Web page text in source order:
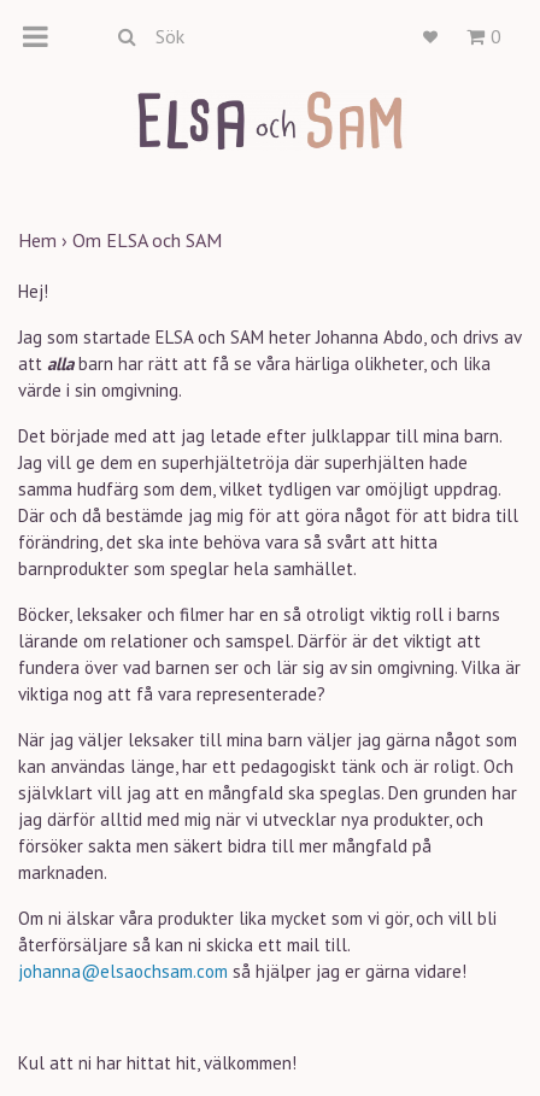
0
Hem › Om ELSA och SAM
Hej!
Jag som startade ELSA och SAM heter Johanna Abdo, och drivs av
att allabarn har rätt att få se våra härliga olikheter, och lika
värde i sin omgivning.
Det började med att jag letade efter julklappar till mina barn.
Jag vill ge dem en superhjältetröja där superhjälten hade
samma hudfärg som dem, vilket tydligen var omöjligt uppdrag.
Där och då bestämde jag mig för att göra något för att bidra till
förändring, det ska inte behöva vara så svårt att hitta
barnprodukter som speglar hela samhället.
Böcker, leksaker och filmer har en så otroligt viktig roll i barns
lärande om relationer och samspel. Därför är det viktigt att
fundera över vad barnen ser och lär sig av sin omgivning. Vilka är
viktiga nog att få vara representerade?
När jag väljer leksaker till mina barn väljer jag gärna något som
kan användas länge, har ett pedagogiskt tänk och är roligt. Och
självklart vill jag att en mångfald ska speglas. Den grunden har
jag därför alltid med mig när vi utvecklar nya produkter, och
försöker sakta men säkert bidra till mer mångfald på
marknaden.
Om ni älskar våra produkter lika mycket som vi gör, och vill bli
återförsäljare så kan ni skicka ett mail till.
johanna@elsaochsam.com så hjälper jag er gärna vidare!
Kul att ni har hittat hit, välkommen!